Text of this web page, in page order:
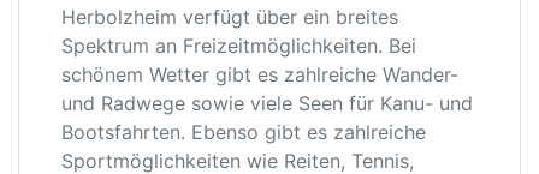
Herbolzheim verfügt über ein breites
Spektrum an Freizeitmöglichkeiten. Bei
schönem Wetter gibt es zahlreiche Wander-
und Radwege sowie viele Seen für Kanu- und
Bootsfahrten. Ebenso gibt es zahlreiche
Sportmöglichkeiten wie Reiten, Tennis,